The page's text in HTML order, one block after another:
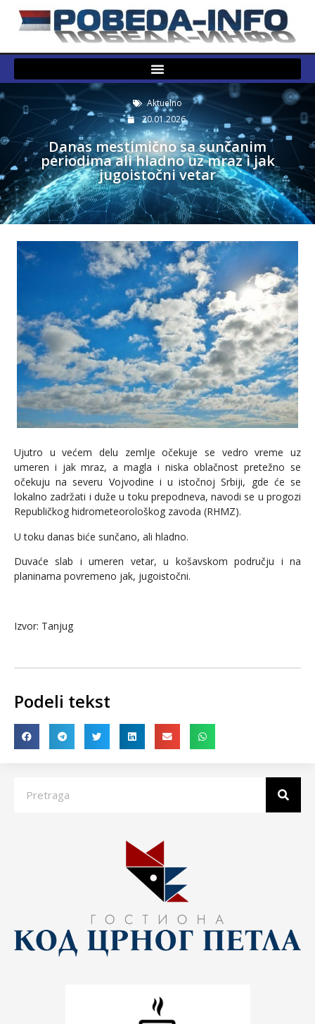
Aktuelno
20.01.2026.
Danas mestimično sa sunčanim
periodima ali hladno uz mraz i jak
jugoistočni vetar
Ujutro u većem delu zemlje očekuje se vedro vreme uz
umeren i jak mraz, a magla i niska oblačnost pretežno se
očekuju na severu Vojvodine i u istočnoj Srbiji, gde će se
lokalno zadržati i duže u toku prepodneva, navodi se u progozi
Republičkog hidrometeorološkog zavoda (RHMZ).
U toku danas biće sunčano, ali hladno.
Duvaće slab i umeren vetar, u košavskom području i na
planinama povremeno jak, jugoistočni.
Izvor: Tanjug
Podeli tekst